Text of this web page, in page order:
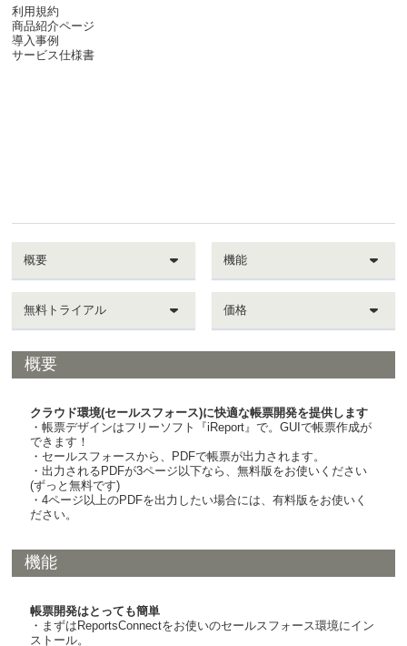
利用規約
商品紹介ページ
導入事例
サービス仕様書
概要 機能
無料トライアル 価格
概要
クラウド環境(セールスフォース)に快適な帳票開発を提供します
・帳票デザインはフリーソフト『iReport』で。GUIで帳票作成が
できます！
・セールスフォースから、PDFで帳票が出力されます。
・出力されるPDFが3ページ以下なら、無料版をお使いください
(ずっと無料です)
・4ページ以上のPDFを出力したい場合には、有料版をお使いく
ださい。
機能
帳票開発はとっても簡単
・まずはReportsConnectをお使いのセールスフォース環境にイン
ストール。